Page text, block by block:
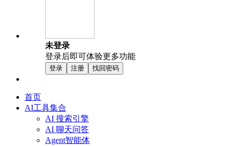
未登录
登录后即可体验更多功能
登录 注册 找回密码
首页
AI工具集合
AI 搜索引擎
AI 聊天问答
Agent智能体